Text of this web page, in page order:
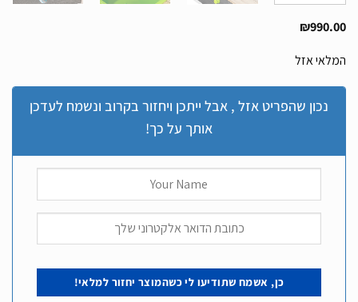
₪990.00
המלאי אזל
נכון שהפריט אזל , אבל ייתכן ויחזור בקרוב ונשמח לעדכן
אותך על כך!